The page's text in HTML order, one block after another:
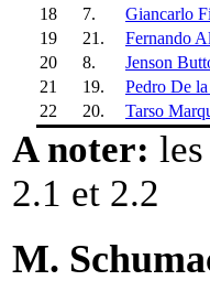
18
7. Giancarlo
19
21. Fernando
20
8. Jenson
21
19. Pedro De la
22
20. Tarso
A noter:
2.1 et 2.2
M.